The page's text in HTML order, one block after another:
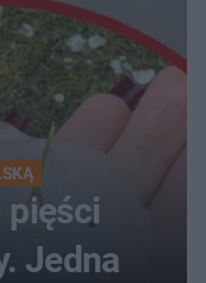
pięści
Jedna